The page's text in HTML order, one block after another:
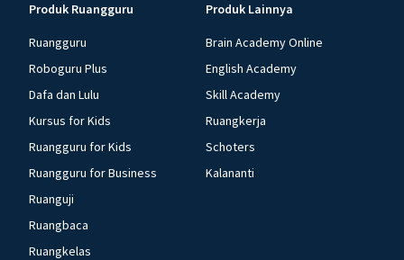
Produk Ruangguru
Ruangguru
Roboguru Plus
Dafa dan Lulu
Kursus for Kids
Ruangguru for Kids
Ruangguru for Business
Ruanguji
Ruangbaca
Ruangkelas
Produk Lainnya
Brain Academy Online
English Academy
Skill Academy
Ruangkerja
Schoters
Kalananti